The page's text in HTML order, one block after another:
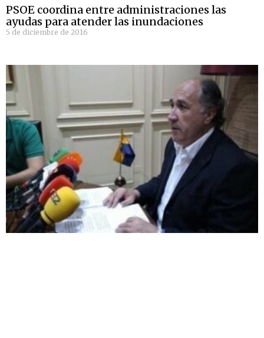
PSOE coordina entre administraciones las
ayudas para atender las inundaciones
5 de diciembre de 2016